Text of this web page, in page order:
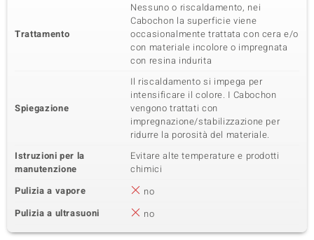
Trattamento
Nessuno o riscaldamento, nei
Cabochon la superficie viene
occasionalmente trattata con cera e/o
con materiale incolore o impregnata
con resina indurita
Spiegazione
Il riscaldamento si impega per
intensificare il colore. I Cabochon
vengono trattati con
impregnazione/stabilizzazione per
ridurre la porosità del materiale.
Istruzioni per la
manutenzione
Evitare alte temperature e prodotti
chimici
Pulizia a vapore
no
Pulizia a ultrasuoni
no